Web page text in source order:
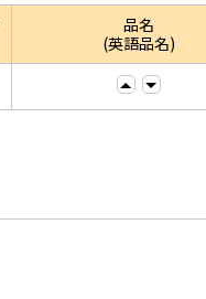
品名
(英語品名)